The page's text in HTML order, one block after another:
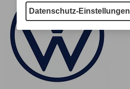
Datenschutz-Einstellungen